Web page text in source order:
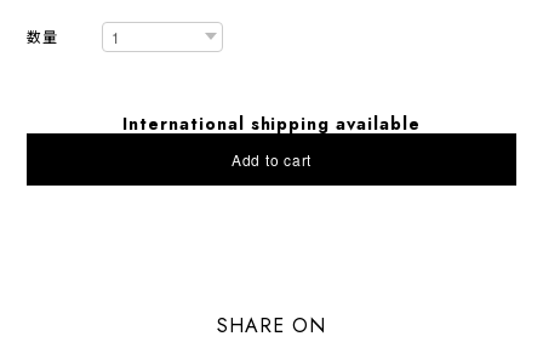
数量
International shipping available
Add to cart
SHARE ON